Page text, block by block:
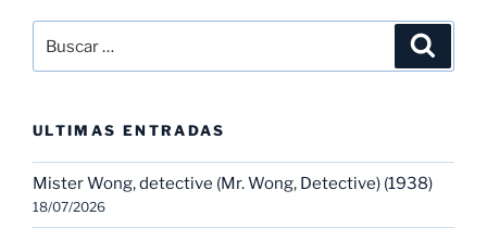
por:
ULTIMAS ENTRADAS
Mister Wong, detective (Mr. Wong, Detective) (1938)
18/07/2026